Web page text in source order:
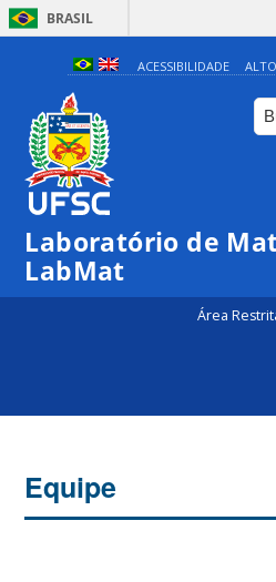
BRASIL
ACESSIBILIDADE
Laboratório de
LabMat
Área
Equipe